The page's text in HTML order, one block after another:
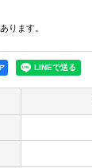
ります。